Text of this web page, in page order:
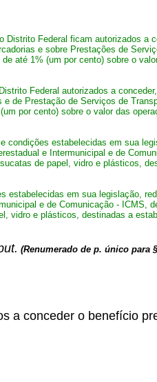
Distrito Federal ficam autorizados a
e sobre Prestações de
até 1% (um por cento) sobre o
Federal autorizados a
de Prestação de Serviços de
por cento) sobre o valor das
condições estabelecidas em sua
e Intermunicipal e de
de papel, vidro e plásticos,
estabelecidas em sua legislação,
e de Comunicação - ICMS,
vidro e plásticos, destinadas a
(Renumerado de p. único para
a conceder o benefício